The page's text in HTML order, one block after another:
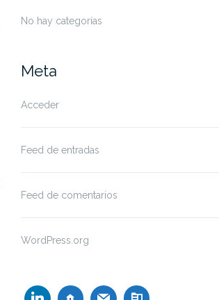
No hay categorías
Meta
Acceder
Feed de entradas
Feed de comentarios
WordPress.org